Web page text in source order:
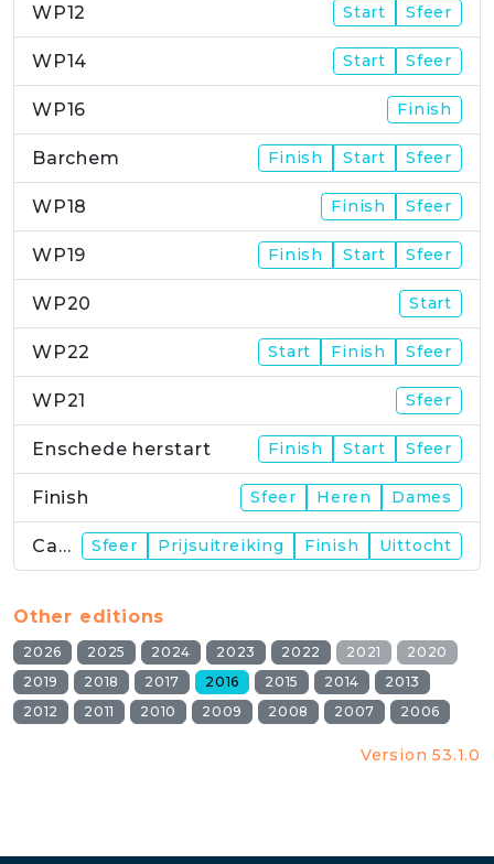
WP12 Start Sfeer
WP14 Start Sfeer
WP16 Finish
Barchem Finish Start Sfeer
WP18 Finish Sfeer
WP19 Finish Start Sfeer
WP20 Start
WP22 Start Finish Sfeer
WP21 Sfeer
Enschede herstart Finish Start Sfeer
Finish Sfeer Heren Dames
Campus Sfeer Prijsuitreiking Finish Uittocht
Other editions
2026 2025 2024 2023 2022 2021
2020
2019
2018 2017 2016 2015 2014
2013
2012
2011 2010 2009 2008 2007 2006
Version 53.1.0